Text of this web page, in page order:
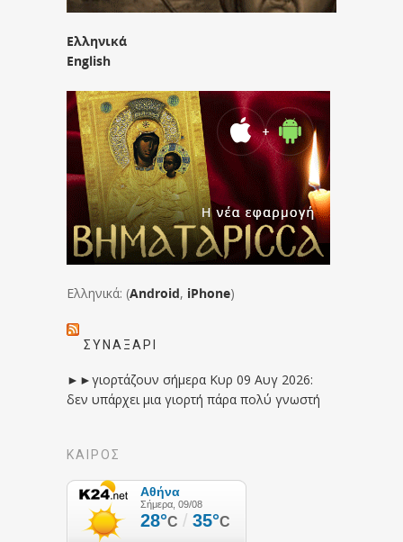
Ελληνικά
English
Ελληνικά: (Android, iPhone)
ΣΥΝΑΞΆΡΙ
►►γιορτάζουν σήμερα Κυρ 09 Αυγ 2026:
δεν υπάρχει μια γιορτή πάρα πολύ γνωστή
ΚΑΙΡΟΣ